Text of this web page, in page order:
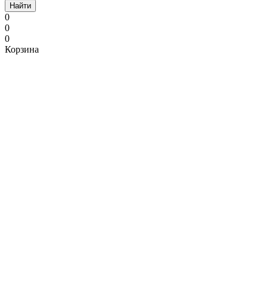
Найти
0
0
0
Корзина